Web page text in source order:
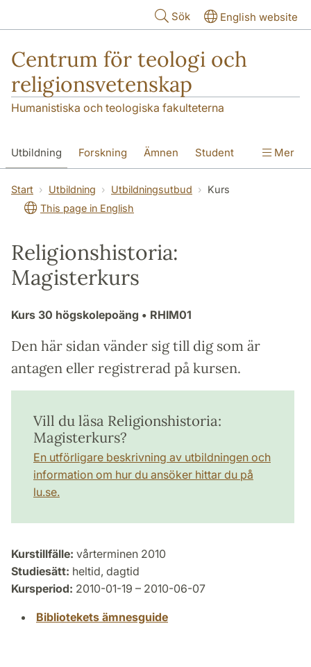
Sök English website
Centrum för teologi och
religionsvetenskap
Humanistiska och teologiska fakulteterna
Utbildning Forskning Ämnen Student
Institutionen
Mer
Start Utbildning Utbildningsutbud
Kurs
This page in English
Religionshistoria:
Magisterkurs
Kurs 30 högskolepoäng • RHIM01
Den här sidan vänder sig till dig som är
antagen eller registrerad på kursen.
Vill du läsa Religionshistoria:
Magisterkurs?
En utförligare beskrivning av utbildningen och
information om hur du ansöker hittar du på
lu.se.
Kurstillfälle: vårterminen 2010
Studiesätt: heltid, dagtid
Kursperiod: 2010-01-19 – 2010-06-07
Bibliotekets ämnesguide